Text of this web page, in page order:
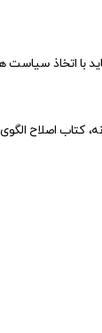
با اتخاذ
کتاب اصلاح